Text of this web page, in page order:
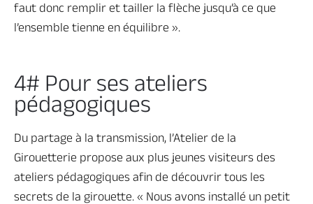
faut donc remplir et tailler la flèche jusqu’à ce que
l’ensemble tienne en équilibre ».
4# Pour ses ateliers
pédagogiques
Du partage à la transmission, l’Atelier de la
Girouetterie propose aux plus jeunes visiteurs des
ateliers pédagogiques afin de découvrir tous les
secrets de la girouette. « Nous avons installé un petit